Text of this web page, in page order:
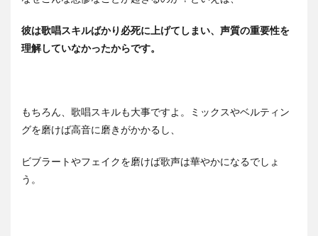
彼は歌唱スキルばかり必死に上げてしまい、声質の重要性を
理解していなかったからです。
もちろん、歌唱スキルも大事ですよ。ミックスやベルティン
グを磨けば高音に磨きがかかるし、
ビブラートやフェイクを磨けば歌声は華やかになるでしょ
う。